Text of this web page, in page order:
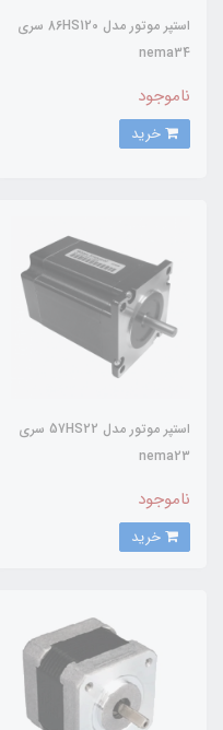
استپر موتور مدل 86HS120 سری
nema34
ناموجود
استپر موتور مدل 57HS22 سری
nema23
ناموجود